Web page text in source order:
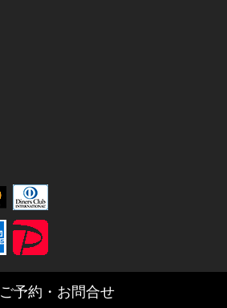
ご予約・お問合せ